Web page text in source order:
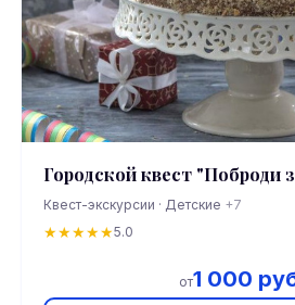
Городской квест "Поброди
Квест-экскурсии · Детские +7
★★★★★5.0
от1 000